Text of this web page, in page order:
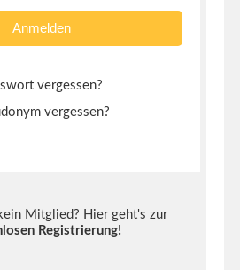
vergessen?
vergessen?
Mitglied? Hier geht's zur
Registrierung!